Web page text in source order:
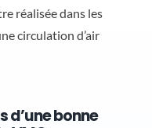
réalisée dans les
circulation d’air
d’une bonne